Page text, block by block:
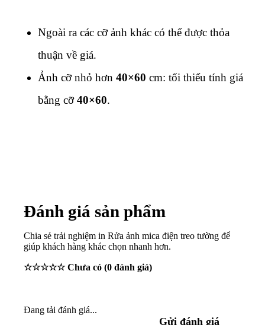
Ngoài ra các cỡ ảnh khác có thể được thỏa
thuận về giá.
Ảnh cỡ nhỏ hơn 40×60 cm: tối thiểu tính giá
bằng cỡ40×60.
Đánh giá sản phẩm
Chia sẻ trải nghiệm in Rửa ảnh mica điện treo tường để
giúp khách hàng khác chọn nhanh hơn.
☆☆☆☆☆ Chưa có (0 đánh giá)
Đang tải đánh giá...
Gửi đánh giá